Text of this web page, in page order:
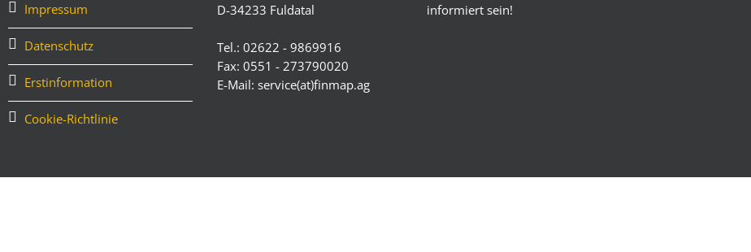
Impressum
Datenschutz
Erstinformation
Cookie-Richtlinie
D-34233 Fuldatal
Tel.: 02622 - 9869916
Fax: 0551 - 273790020
E-Mail: service(at)finmap.ag
informiert sein!